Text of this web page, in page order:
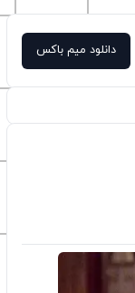
دانلود میم باکس